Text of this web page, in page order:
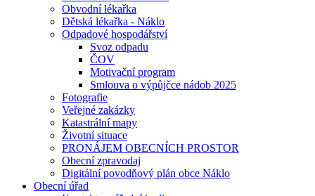
Obvodní lékařka
Dětská lékařka - Náklo
Odpadové hospodářství
Svoz odpadu
ČOV
Motivační program
Smlouva o výpůjčce nádob 2025
Fotografie
Veřejné zakázky
Katastrální mapy
Životní situace
PRONÁJEM OBECNÍCH PROSTOR
Obecní zpravodaj
Digitální povodňový plán obce Náklo
Obecní úřad